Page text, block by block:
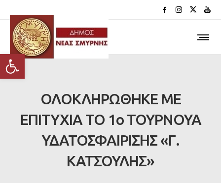
Ανοίξτε τη γραμμή εργαλείων
ΟΛΟΚΛΗΡΩΘΗΚΕ ΜΕ
ΕΠΙΤΥΧΙΑ ΤΟ 1ο ΤΟΥΡΝΟΥΑ
ΥΔΑΤΟΣΦΑΙΡΙΣΗΣ «Γ.
ΚΑΤΣΟΥΛΗΣ»